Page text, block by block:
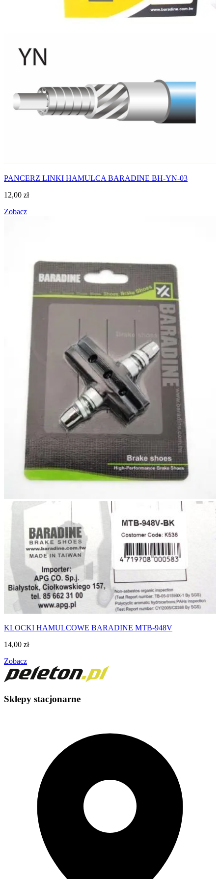
PANCERZ LINKI HAMULCA BARADINE BH-YN-03
12,00 zł
Zobacz
KLOCKI HAMULCOWE BARADINE MTB-948V
14,00 zł
Zobacz
Sklepy stacjonarne